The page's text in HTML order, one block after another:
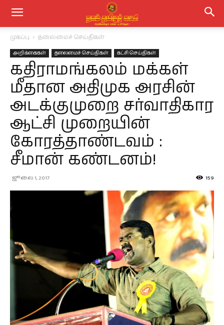
முகப்பு தலைமைச் செய்திகள்
அறிக்கைகள் தலைமைச் செய்திகள் கட்சி செய்திகள்
கதிராமங்கலம் மக்கள்
மீதான அதிமுக அரசின்
அடக்குமுறை சர்வாதிகார
ஆட்சி முறையின்
கோரத்தாண்டவம் :
சீமான் கண்டனம்!
ஜூலை 1, 2017 159